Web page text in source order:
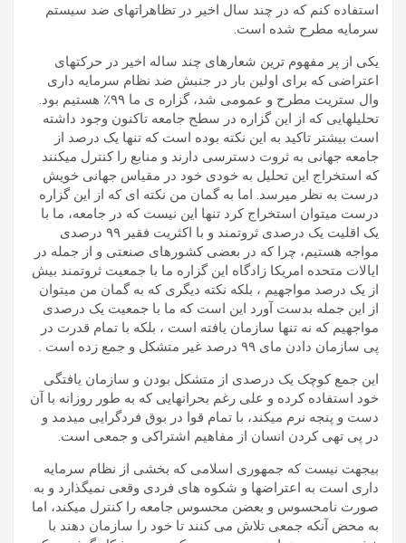
استفاده کنم که در چند سال اخیر در تظاهراتهای ضد سیستم
سرمایه مطرح شده است.
یکی از پر مفهوم ترین شعارهای چند ساله اخیر در حرکتهای
اعتراضی که برای اولین بار در جنبش ضد نظام سرمایه داری
وال ستریت مطرح و عمومی شد، گزاره ی ما ۹۹٪ هستیم بود.
تحلیلهایی که از این گزاره در سطح جامعه تاکنون وجود داشته
است بیشتر تاکید به این نکته بوده است که تنها یک درصد از
جامعه جهانی به ثروت دسترسی دارند و منابع را کنترل میکنند
که استخراج این تحلیل به خودی خود در مقیاس جهانی خویش
درست به نظر میرسد. اما به گمان من نکته ای که از این گزاره
درست میتوان استخراج کرد تنها این نیست که در جامعه، ما با
یک اقلیت یک درصدی ثروتمند و با اکثریت فقیر ۹۹ درصدی
مواجه هستیم، چرا که در بعضی کشورهای صنعتی و از جمله در
ایالات متحده امریکا زادگاه این گزاره ما با جمعیت ثروتمند بیش
از یک درصد مواجهیم ، بلکه نکته دیگری که به گمان من میتوان
از این جمله بدست آورد این است که ما با جمعیت یک درصدی
مواجهیم که نه تنها سازمان یافته است ، بلکه با تمام قدرت در
پی سازمان دادن مای ۹۹ درصد غیر متشکل و جمع زده است .
این جمع کوچک یک درصدی از متشکل بودن و سازمان یافتگی
خود استفاده کرده و علی رغم بحرانهایی که به طور روزانه با آن
دست و پنجه نرم میکند، با تمام قوا در بوق فردگرایی میدمد و
در پی تهی کردن انسان از مفاهیم اشتراکی و جمعی است.
بیجهت نیست که جمهوری اسلامی که بخشی از نظام سرمایه
داری است به اعتراضها و شکوه های فردی وقعی نمیگذارد و به
صورت نامحسوس و بعضن محسوس جامعه را کنترل میکند، اما
به محض آنکه جمعی تلاش می کنند تا خود را سازمان دهند با